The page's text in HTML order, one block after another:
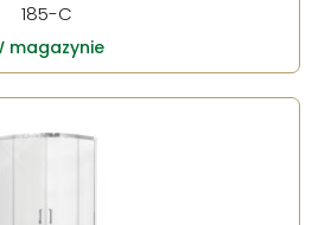
185-C
magazynie